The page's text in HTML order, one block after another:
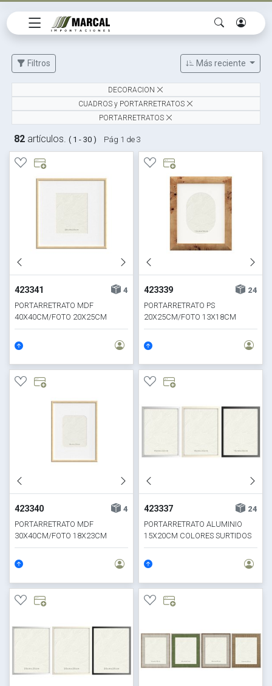
Filtros Más reciente
DECORACION
CUADROS y PORTARRETRATOS
PORTARRETRATOS
423341
4
PORTARRETRATO MDF
40X40CM/FOTO 20X25CM
TONO CLARO
423339
24
PORTARRETRATO PS
20X25CM/FOTO 13X18CM
ESTILO MADERA
423340
4
PORTARRETRATO MDF
30X40CM/FOTO 18X23CM
TONO CLARO
423337
24
PORTARRETRATO ALUMINIO
15X20CM COLORES SURTIDOS
82 artículos.( 1 - 30 ) Pág 1 de 3